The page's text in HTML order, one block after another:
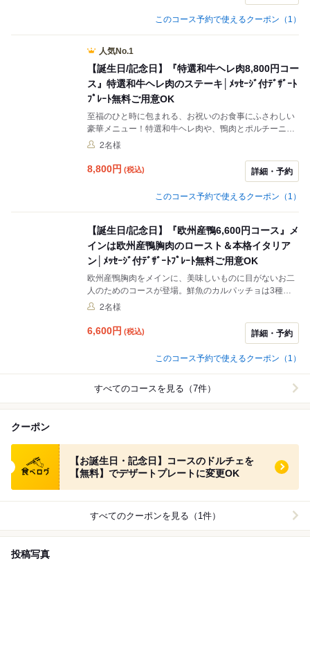
このコース予約で使えるクーポン（1）
人気No.1
【誕生日/記念日】『特選和牛ヘレ肉8,800円コー
ス』特選和牛ヘレ肉のステーキ│ﾒｯｾｰｼﾞ付ﾃﾞｻﾞｰﾄ
ﾌﾟﾚｰﾄ無料ご用意OK
至福のひと時に包まれる、お祝いのお食事にふさわしい
豪華メニュー！特選和牛ヘレ肉や、鴨肉とポルチーニ茸
など、豊かな味わいを醸し出す素材を惜しみなく使用し
びに満ちた非日常のひと時を演出。コースのドルチェを
メッセージ付プレートに無料にてご変更いたします。
2名様
8,800円 (税込) 詳細・予約
このコース予約で使えるクーポン（1）
【誕生日/記念日】『欧州産鴨6,600円コース』メ
インは欧州産鴨胸肉のロースト＆本格イタリア
ン│ﾒｯｾｰｼﾞ付ﾃﾞｻﾞｰﾄﾌﾟﾚｰﾄ無料ご用意OK
欧州産鴨胸肉をメインに、美味しいものに目がないお二
人のためのコースが登場。鮮魚のカルパッチョは3種、
自慢のパスタなど、多彩な素材を愉しめるバラエティに
スのドルチェをメッセージ付プレートに無料にてご変更
いたします。いつもよりもちょっといいモノが食べたい
2名様
6,600円 (税込) 詳細・予約
このコース予約で使えるクーポン（1）
すべてのコースを見る（7件）
クーポン
食べログ クーポン
【お誕生日・記念日】コースのドルチェを
【無料】でデザートプレートに変更OK
すべてのクーポンを見る（1件）
投稿写真